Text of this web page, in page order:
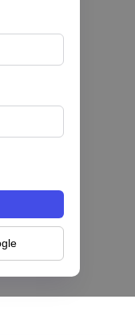
compañía
desde el 1 de